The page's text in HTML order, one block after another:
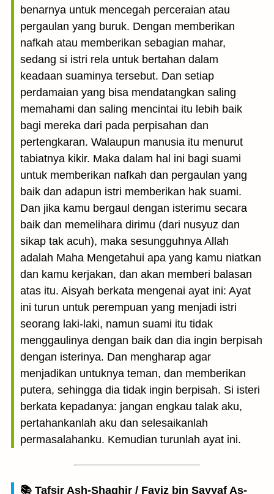
benarnya untuk mencegah perceraian atau
pergaulan yang buruk. Dengan memberikan
nafkah atau memberikan sebagian mahar,
sedang si istri rela untuk bertahan dalam
keadaan suaminya tersebut. Dan setiap
perdamaian yang bisa mendatangkan saling
memahami dan saling mencintai itu lebih baik
bagi mereka dari pada perpisahan dan
pertengkaran. Walaupun manusia itu menurut
tabiatnya kikir. Maka dalam hal ini bagi suami
untuk memberikan nafkah dan pergaulan yang
baik dan adapun istri memberikan hak suami.
Dan jika kamu bergaul dengan isterimu secara
baik dan memelihara dirimu (dari nusyuz dan
sikap tak acuh), maka sesungguhnya Allah
adalah Maha Mengetahui apa yang kamu niatkan
dan kamu kerjakan, dan akan memberi balasan
atas itu. Aisyah berkata mengenai ayat ini: Ayat
ini turun untuk perempuan yang menjadi istri
seorang laki-laki, namun suami itu tidak
menggaulinya dengan baik dan dia ingin berpisah
dengan isterinya. Dan mengharap agar
menjadikan untuknya teman, dan memberikan
putera, sehingga dia tidak ingin berpisah. Si isteri
berkata kepadanya: jangan engkau talak aku,
pertahankanlah aku dan selesaikanlah
permasalahanku. Kemudian turunlah ayat ini.
📚 Tafsir Ash-Shaghir / Fayiz bin Sayyaf As-